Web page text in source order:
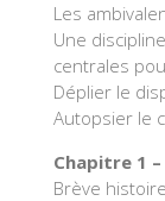
Les
Une
centrales
Déplier le
Autopsier le
Chapitre 1
Brève